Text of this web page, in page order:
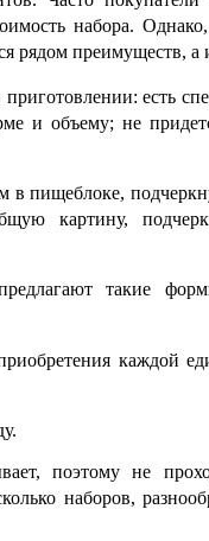
набора.
рядом преимуществ, а
есть
и объему; не
в пищеблоке,
картину,
такие
каждой
поэтому не
наборов,